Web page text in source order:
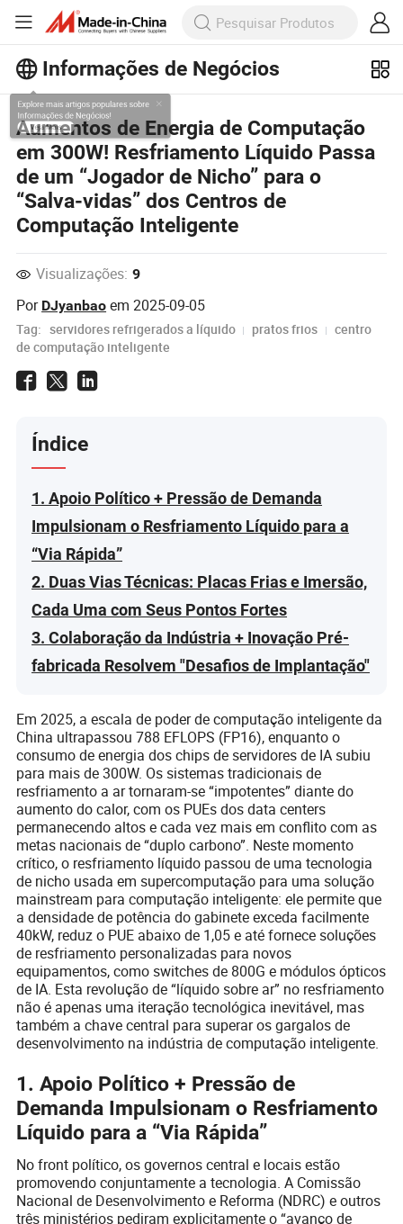
Informações de Negócios
Explore mais artigos populares sobre
Informações de Negócios!
Veja Mais
Aumentos de Energia de Computação
em 300W! Resfriamento Líquido Passa
de um “Jogador de Nicho” para o
“Salva-vidas” dos Centros de
Computação Inteligente
Visualizações: 9
Por DJyanbao em2025-09-05
Tag: servidores refrigerados a líquido pratos frios
centro
de computação inteligente
Índice
1. Apoio Político + Pressão de Demanda
Impulsionam o Resfriamento Líquido para a
“Via Rápida”
2. Duas Vias Técnicas: Placas Frias e Imersão,
Cada Uma com Seus Pontos Fortes
3. Colaboração da Indústria + Inovação Pré-
fabricada Resolvem "Desafios de Implantação"
Em 2025, a escala de poder de computação inteligente da
China ultrapassou 788 EFLOPS (FP16), enquanto o
consumo de energia dos chips de servidores de IA subiu
para mais de 300W. Os sistemas tradicionais de
resfriamento a ar tornaram-se “impotentes” diante do
aumento do calor, com os PUEs dos data centers
permanecendo altos e cada vez mais em conflito com as
metas nacionais de “duplo carbono”. Neste momento
crítico, o resfriamento líquido passou de uma tecnologia
de nicho usada em supercomputação para uma solução
mainstream para computação inteligente: ele permite que
a densidade de potência do gabinete exceda facilmente
40kW, reduz o PUE abaixo de 1,05 e até fornece soluções
de resfriamento personalizadas para novos
equipamentos, como switches de 800G e módulos ópticos
de IA. Esta revolução de “líquido sobre ar” no resfriamento
não é apenas uma iteração tecnológica inevitável, mas
também a chave central para superar os gargalos de
desenvolvimento na indústria de computação inteligente.
1. Apoio Político + Pressão de
Demanda Impulsionam o Resfriamento
Líquido para a “Via Rápida”
No front político, os governos central e locais estão
promovendo conjuntamente a tecnologia. A Comissão
Nacional de Desenvolvimento e Reforma (NDRC) e outros
três ministérios pediram explicitamente o “avanço de